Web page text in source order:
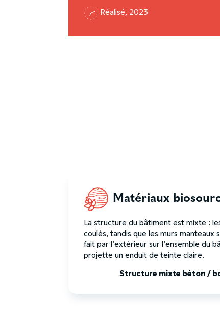
Réalisé, 2023
Matériaux
La structure du bâtiment est mixte :
coulés, tandis que les murs manteaux
fait par l’extérieur sur l’ensemble du
projette un enduit de teinte claire.
Structure mixte béton /